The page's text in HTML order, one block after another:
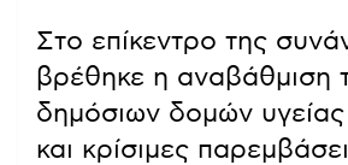
Στο επίκεντρο της
βρέθηκε η αναβάθμιση
δημόσιων δομών
και κρίσιμες